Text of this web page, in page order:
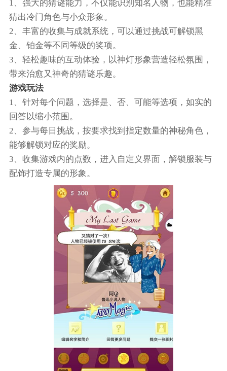
1、强大的猜谜能力，不仅能识别知名人物，也能精准
猜出冷门角色与小众形象。
2、丰富的收集与成就系统，可以通过挑战可解锁黑
金、铂金等不同等级的奖项。
3、轻松趣味的互动体验，以神灯形象营造轻松氛围，
带来治愈又神奇的猜谜乐趣。
游戏玩法
1、针对每个问题，选择是、否、可能等选项，如实的
回答以缩小范围。
2、参与每日挑战，按要求找到指定数量的神秘角色，
能够解锁对应的奖励。
3、收集游戏内的点数，进入自定义界面，解锁服装与
配饰打造专属的形象。